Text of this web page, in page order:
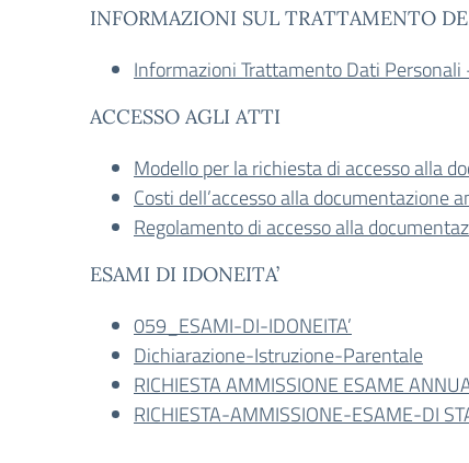
INFORMAZIONI SUL TRATTAMENTO
Informazioni Trattamento Dati Personali
ACCESSO AGLI ATTI
Modello per la richiesta di accesso alla
Costi dell’accesso alla documentazione
Regolamento di accesso alla
ESAMI DI IDONEITA’
059_ESAMI-DI-IDONEITA’
Dichiarazione-Istruzione-Parentale
RICHIESTA AMMISSIONE ESAME
RICHIESTA-AMMISSIONE-ESAME-DI